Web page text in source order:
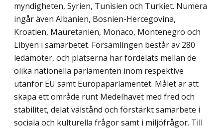
myndigheten, Syrien, Tunisien och Turkiet. Numera
ingår även Albanien, Bosnien-Hercegovina,
Kroatien, Mauretanien, Monaco, Montenegro och
Libyen i samarbetet. Församlingen består av 280
ledamöter, och platserna har fördelats mellan de
olika nationella parlamenten inom respektive
utanför EU samt Europaparlamentet. Målet är att
skapa ett område runt Medelhavet med fred och
stabilitet, delat välstånd och förstärkt samarbete i
sociala och kulturella frågor samt i miljöfrågor. Till